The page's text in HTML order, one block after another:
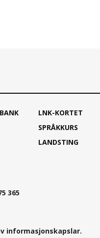
LNK-KORTET
SPRÅKKURS
LANDSTING
365
informasjonskapslar.